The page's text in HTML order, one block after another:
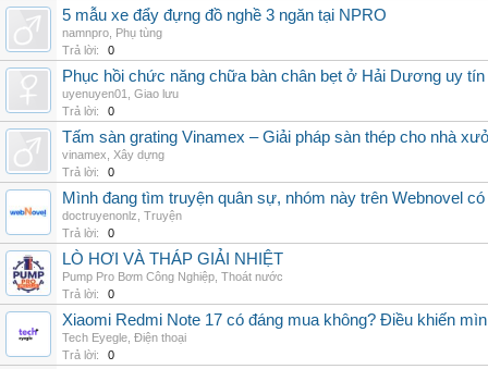
5 mẫu xe đẩy đựng đồ nghề 3 ngăn tại NPRO
namnpro Phụ tùng
Trả lời:
0
Phục hồi chức năng chữa bàn chân bẹt ở Hải Dương uy tín
uyenuyen01
Giao lưu
Trả lời:
0
Tấm sàn grating Vinamex – Giải pháp sàn thép cho nhà
vinamex
Xây dựng
Trả lời:
0
Mình đang tìm truyện quân sự, nhóm này trên Webnovel
doctruyenonlz Truyện
Trả lời:
0
LÒ HƠI VÀ THÁP GIẢI NHIỆT
Pump Pro Bơm Công Nghiệp Thoát nước
Trả lời:
0
Xiaomi Redmi Note 17 có đáng mua không? Điều khiến
Tech Eyegle Điện thoại
Trả lời:
0